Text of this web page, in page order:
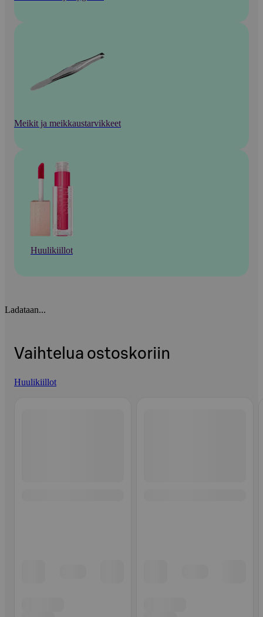
Meikit ja meikkaustarvikkeet
Huulikiillot
Ladataan...
Vaihtelua ostoskoriin
Huulikiillot